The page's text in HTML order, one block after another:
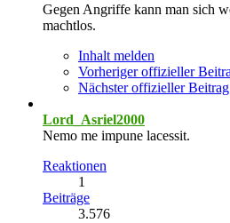
Gegen Angriffe kann man sich
machtlos.
Inhalt melden
Vorheriger offizieller
Nächster offizieller Beitrag
Lord_Asriel2000
Nemo me impune lacessit.
Reaktionen
1
Beiträge
3.576